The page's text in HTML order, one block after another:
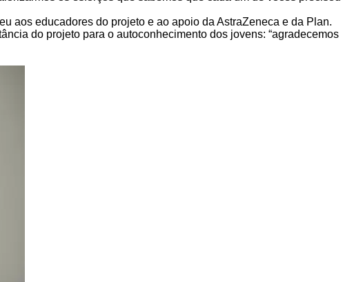
aos educadores do projeto e ao apoio da AstraZeneca e da Plan.
do projeto para o autoconhecimento dos jovens: “agradecemos